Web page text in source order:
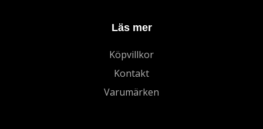
Läs mer
Köpvillkor
Kontakt
Varumärken